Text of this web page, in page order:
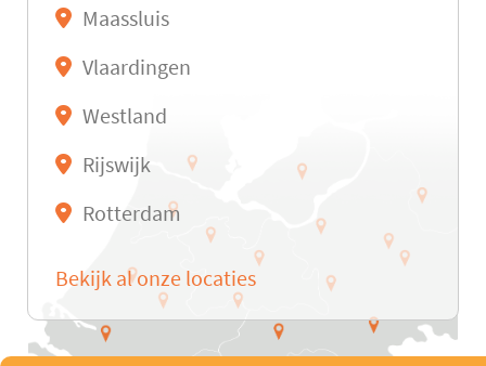
Maassluis
Vlaardingen
Westland
Rijswijk
Rotterdam
Bekijk al onze locaties